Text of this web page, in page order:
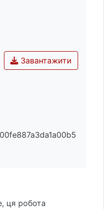
Завантажити
ця робота